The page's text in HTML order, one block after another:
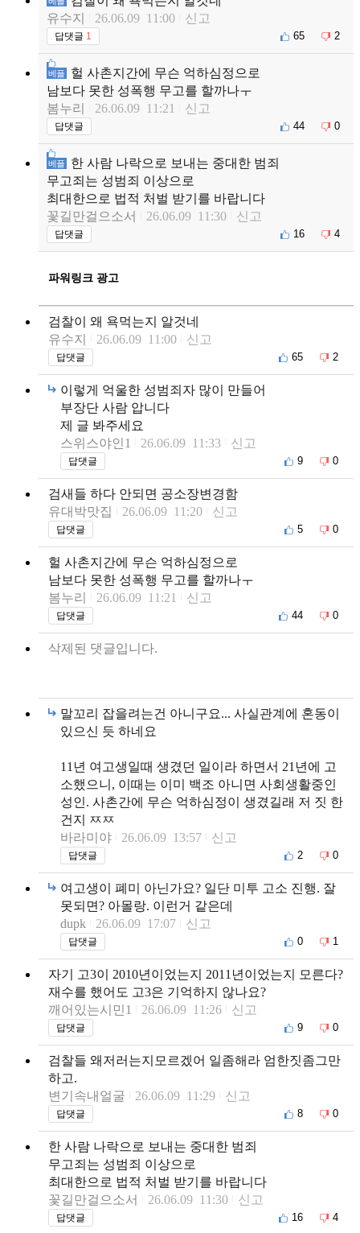
유수지
26.06.09 11:00 신고
답댓글 1 65 2
베플
헐 사촌지간에 무슨 억하심정으로
남보다 못한 성폭행 무고를 할까나ㅜ
봄누리
26.06.09 11:21 신고
답댓글 44 0
베플
한 사람 나락으로 보내는 중대한 범죄
무고죄는 성범죄 이상으로
최대한으로 법적 처벌 받기를 바랍니다
꽃길만걸으소서
26.06.09 11:30 신고
답댓글 16 4
파워링크 광고
검찰이 왜 욕먹는지 알것네
유수지
26.06.09 11:00 신고
답댓글 65 2
이렇게 억울한 성범죄자 많이 만들어
부장단 사람 압니다
제 글 봐주세요
스위스야인1
26.06.09 11:33 신고
답댓글 9 0
검새들 하다 안되면 공소장변경함
유대박맛집
26.06.09 11:20 신고
답댓글 5 0
헐 사촌지간에 무슨 억하심정으로
남보다 못한 성폭행 무고를 할까나ㅜ
봄누리
26.06.09 11:21 신고
답댓글 44 0
삭제된 댓글입니다.
말꼬리 잡을려는건 아니구요... 사실관계에 혼동이
있으신 듯 하네요
11년 여고생일때 생겼던 일이라 하면서 21년에 고
소했으니, 이때는 이미 백조 아니면 사회생활중인
성인. 사촌간에 무슨 억하심정이 생겼길래 저 짓 한
건지 ㅉㅉ
바라미야
26.06.09 13:57 신고
답댓글 2 0
여고생이 폐미 아닌가요? 일단 미투 고소 진행. 잘
못되면? 아몰랑. 이런거 같은데
dupk
26.06.09 17:07 신고
답댓글 0 1
자기 고3이 2010년이었는지 2011년이었는지 모른다?
재수를 했어도 고3은 기억하지 않나요?
깨어있는시민1
26.06.09 11:26 신고
답댓글 9 0
검찰들 왜저러는지모르겠어 일좀해라 엄한짓좀그만
하고.
변기속내얼굴
26.06.09 11:29 신고
답댓글 8 0
한 사람 나락으로 보내는 중대한 범죄
무고죄는 성범죄 이상으로
최대한으로 법적 처벌 받기를 바랍니다
꽃길만걸으소서
26.06.09 11:30 신고
답댓글 16 4